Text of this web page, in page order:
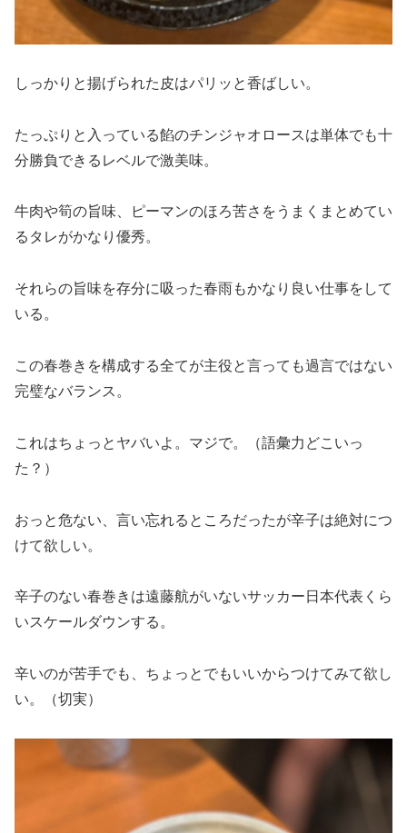
しっかりと揚げられた皮はパリッと香ばしい。
たっぷりと入っている餡のチンジャオロースは単体でも十
分勝負できるレベルで激美味。
牛肉や筍の旨味、ピーマンのほろ苦さをうまくまとめてい
るタレがかなり優秀。
それらの旨味を存分に吸った春雨もかなり良い仕事をして
いる。
この春巻きを構成する全てが主役と言っても過言ではない
完璧なバランス。
これはちょっとヤバいよ。マジで。（語彙力どこいっ
た？）
おっと危ない、言い忘れるところだったが辛子は絶対につ
けて欲しい。
辛子のない春巻きは遠藤航がいないサッカー日本代表くら
いスケールダウンする。
辛いのが苦手でも、ちょっとでもいいからつけてみて欲し
い。（切実）